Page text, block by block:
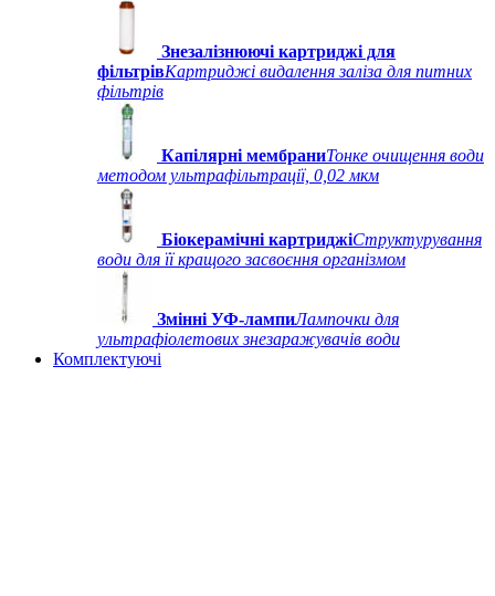
Знезалізнюючі картриджі для
фільтрівКартриджі видалення заліза для питних
фільтрів
Капілярні мембраниТонке очищення води
методом ультрафільтрації, 0,02 мкм
Біокерамічні картриджіСтруктурування
води для її кращого засвоєння організмом
Змінні УФ-лампиЛампочки для
ультрафіолетових знезаражувачів води
Комплектуючі